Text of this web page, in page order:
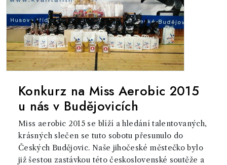
Konkurz na Miss Aerobic 2015
u nás v Budějovicích
Miss aerobic 2015 se blíží a hledání talentovaných,
krásných slečen se tuto sobotu přesunulo do
Českých Budějovic. Naše jihočeské městečko bylo
již šestou zastávkou této československé soutěže a